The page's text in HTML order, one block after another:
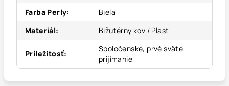
Farba Perly:
Biela
Materiál: Bižutérny kov / Plast
Príležitosť:
Spoločenské, prvé sväté
prijímanie